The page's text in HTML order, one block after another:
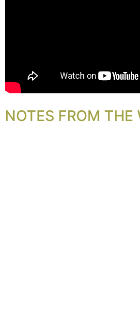
NOTES FROM THE